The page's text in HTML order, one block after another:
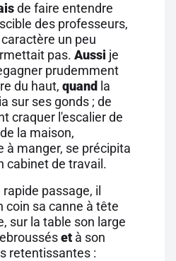
de faire entendre
des professeurs,
un peu
pas. Aussi je
prudemment
du haut, quand la
sur ses gonds ; de
craquer l'escalier de
la maison,
à manger, se précipita
cabinet de travail.
passage, il
coin sa canne à tête
sur la table son large
et à son
retentissantes :